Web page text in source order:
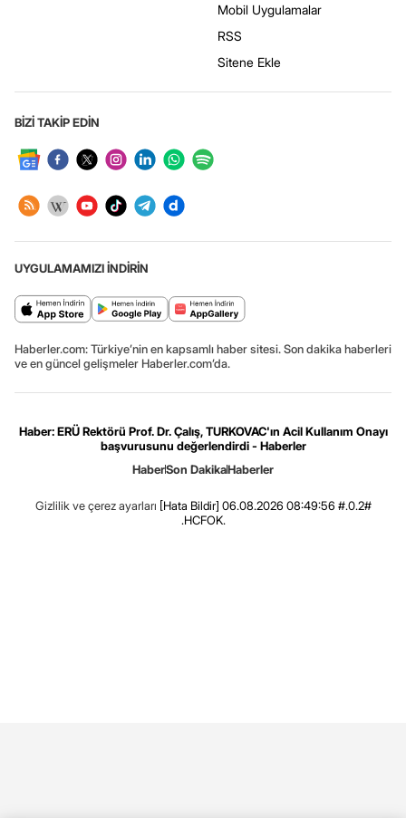
Mobil Uygulamalar
RSS
Sitene Ekle
BİZİ TAKİP EDİN
UYGULAMAMIZI İNDİRİN
Haberler.com: Türkiye’nin en kapsamlı haber sitesi. Son dakika haberleri
ve en güncel gelişmeler Haberler.com’da.
Haber: ERÜ Rektörü Prof. Dr. Çalış, TURKOVAC'ın Acil Kullanım Onayı
başvurusunu değerlendirdi - Haberler
HaberSon DakikaHaberler
Gizlilik ve çerez ayarları [Hata Bildir] 06.08.2026 08:49:56 #.0.2#
.HCFOK.